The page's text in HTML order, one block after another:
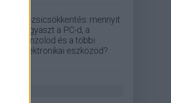
Rezsicsökkentés: mennyit
fogyaszt a PC-d, a
konzolod és a többi
elektronikai eszközöd?